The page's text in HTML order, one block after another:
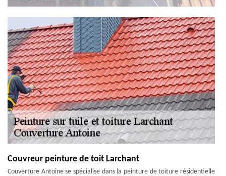
Couvreur peinture de toit Larchant
Couverture Antoine se spécialise dans la peinture de toiture résidentielle